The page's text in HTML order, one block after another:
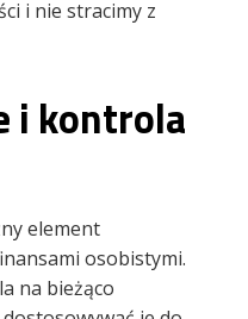
i nie stracimy z
i kontrola
element
osobistymi.
na bieżąco